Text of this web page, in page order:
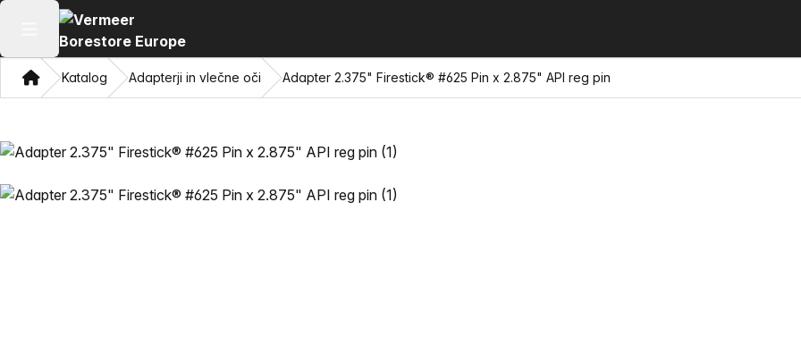
Odpri glavni meni
DomaKatalog Adapterji in vlečne oči Adapter 2.375" Firestick® #625 Pin x 2.875" API reg pin